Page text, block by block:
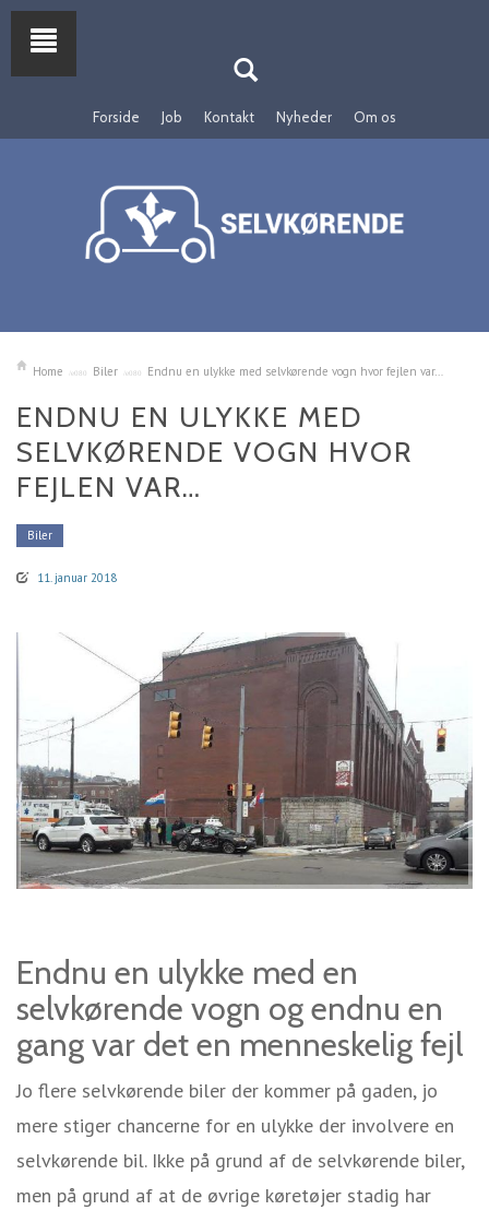
Forside Job Kontakt Nyheder Om os
Home Biler Endnu en ulykke med selvkørende vogn hvor fejlen var…
ENDNU EN ULYKKE MED
SELVKØRENDE VOGN HVOR
FEJLEN VAR…
Biler
11. januar 2018
Endnu en ulykke med en
selvkørende vogn og endnu en
gang var det en menneskelig fejl
Jo flere selvkørende biler der kommer på gaden, jo
mere stiger chancerne for en ulykke der involvere en
selvkørende bil. Ikke på grund af de selvkørende biler,
men på grund af at de øvrige køretøjer stadig har